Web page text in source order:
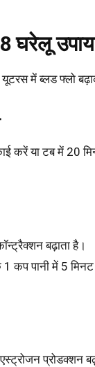
घरेलू उपाय
में ब्लड फ्लो
करें या टब में 20
बढ़ाता है।
पानी में 5 मिनट
प्रोडक्शन